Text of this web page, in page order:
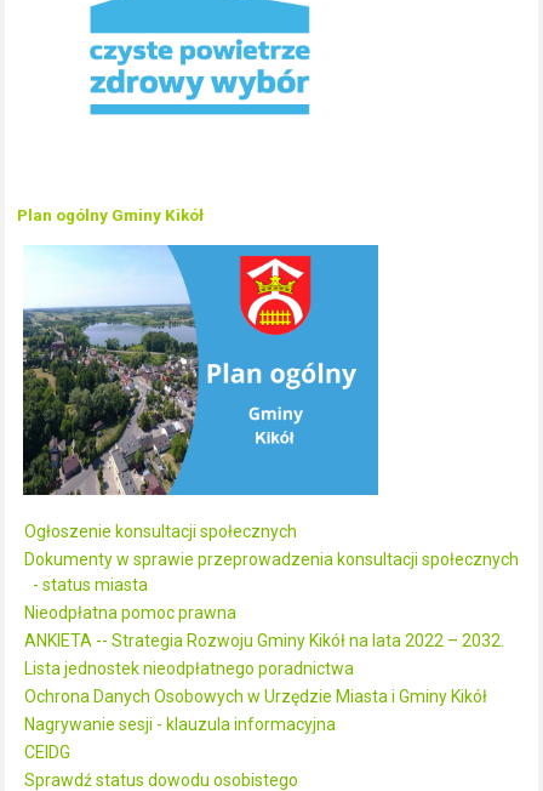
Plan ogólny Gminy Kikół
Ogłoszenie konsultacji społecznych
Dokumenty w sprawie przeprowadzenia konsultacji społecznych
- status miasta
Nieodpłatna pomoc prawna
ANKIETA -- Strategia Rozwoju Gminy Kikół na lata 2022 – 2032.
Lista jednostek nieodpłatnego poradnictwa
Ochrona Danych Osobowych w Urzędzie Miasta i Gminy Kikół
Nagrywanie sesji - klauzula informacyjna
CEIDG
Sprawdź status dowodu osobistego